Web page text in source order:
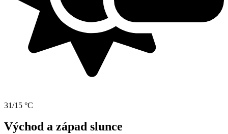
31/15 °C
Východ a západ slunce